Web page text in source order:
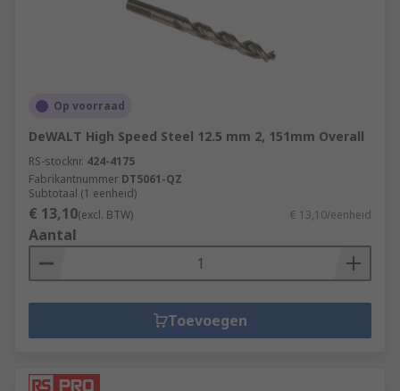
Op voorraad
DeWALT High Speed Steel 12.5 mm 2, 151mm Overall
RS-stocknr. 424-4175
Fabrikantnummer DT5061-QZ
Subtotaal (1 eenheid)
€ 13,10(excl. BTW) € 13,10/eenheid
Aantal
Toevoegen